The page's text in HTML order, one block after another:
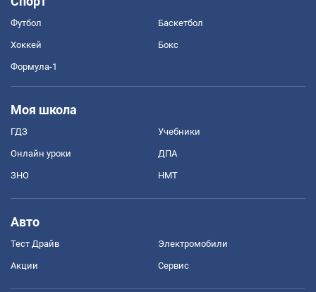
Футбол Баскетбол
Хоккей Бокс
Формула-1
Моя школа
ГДЗ Учебники
Онлайн уроки ДПА
ЗНО НМТ
Авто
Тест Драйв Электромобили
Акции Сервис